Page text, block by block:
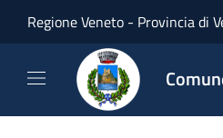
Regione Veneto - Provincia di